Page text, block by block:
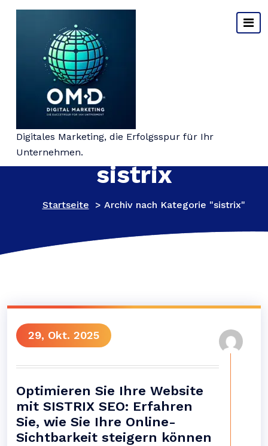
Digitales Marketing, die Erfolgsspur für Ihr
Unternehmen.
Kategorie-Archiv:
sistrix
Startseite > Archiv nach Kategorie "sistrix"
29, Okt. 2025
Optimieren Sie Ihre Website
mit SISTRIX SEO: Erfahren
Sie, wie Sie Ihre Online-
Sichtbarkeit steigern können